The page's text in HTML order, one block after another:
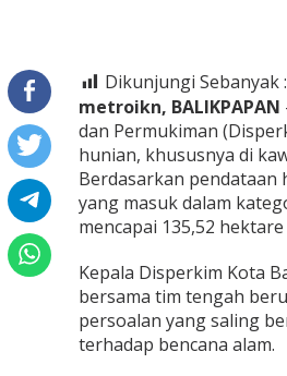
Dikunjungi Sebanyak :
metroikn, BALIKPAPAN
dan Permukiman
hunian, khususnya di
Berdasarkan pendataan
yang masuk dalam
mencapai 135,52
Kepala Disperkim Kota
bersama tim tengah
persoalan yang saling
terhadap bencana alam.